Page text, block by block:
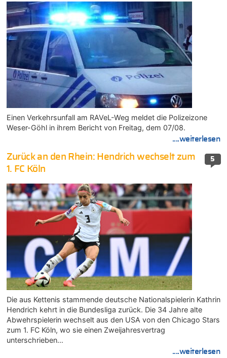
Einen Verkehrsunfall am RAVeL-Weg meldet die Polizeizone
Weser-Göhl in ihrem Bericht von Freitag, dem 07/08.
....weiterlesen
5
Zurück an den Rhein: Hendrich wechselt zum
1. FC Köln
Die aus Kettenis stammende deutsche Nationalspielerin Kathrin
Hendrich kehrt in die Bundesliga zurück. Die 34 Jahre alte
Abwehrspielerin wechselt aus den USA von den Chicago Stars
zum 1. FC Köln, wo sie einen Zweijahresvertrag
unterschrieben…
....weiterlesen